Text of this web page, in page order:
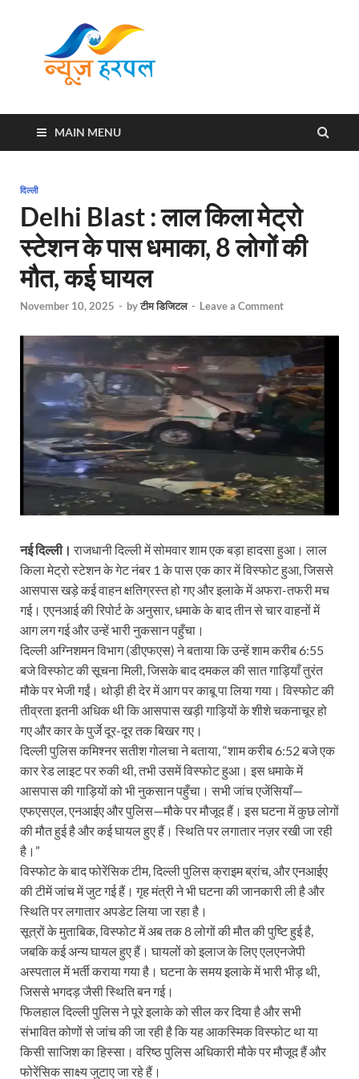
MAIN MENU
दिल्ली
Delhi Blast : लाल किला मेट्रो
स्टेशन के पास धमाका, 8 लोगों की
मौत, कई घायल
November 10, 2025 - byटीम डिजिटल - Leave a Comment
नई दिल्ली। राजधानी दिल्ली में सोमवार शाम एक बड़ा हादसा हुआ। लाल
किला मेट्रो स्टेशन के गेट नंबर 1 के पास एक कार में विस्फोट हुआ, जिससे
आसपास खड़े कई वाहन क्षतिग्रस्त हो गए और इलाके में अफरा-तफरी मच
गई। एएनआई की रिपोर्ट के अनुसार, धमाके के बाद तीन से चार वाहनों में
आग लग गई और उन्हें भारी नुकसान पहुँचा।
दिल्ली अग्निशमन विभाग (डीएफएस) ने बताया कि उन्हें शाम करीब 6:55
बजे विस्फोट की सूचना मिली, जिसके बाद दमकल की सात गाड़ियाँ तुरंत
मौके पर भेजी गईं। थोड़ी ही देर में आग पर काबू पा लिया गया। विस्फोट की
तीव्रता इतनी अधिक थी कि आसपास खड़ी गाड़ियों के शीशे चकनाचूर हो
गए और कार के पुर्जे दूर-दूर तक बिखर गए।
दिल्ली पुलिस कमिश्नर सतीश गोलचा ने बताया, “शाम करीब 6:52 बजे एक
कार रेड लाइट पर रुकी थी, तभी उसमें विस्फोट हुआ। इस धमाके में
आसपास की गाड़ियों को भी नुकसान पहुँचा। सभी जांच एजेंसियाँ—
एफएसएल, एनआईए और पुलिस—मौके पर मौजूद हैं। इस घटना में कुछ लोगों
की मौत हुई है और कई घायल हुए हैं। स्थिति पर लगातार नज़र रखी जा रही
है।”
विस्फोट के बाद फोरेंसिक टीम, दिल्ली पुलिस क्राइम ब्रांच, और एनआईए
की टीमें जांच में जुट गई हैं। गृह मंत्री ने भी घटना की जानकारी ली है और
स्थिति पर लगातार अपडेट लिया जा रहा है।
सूत्रों के मुताबिक, विस्फोट में अब तक 8 लोगों की मौत की पुष्टि हुई है,
जबकि कई अन्य घायल हुए हैं। घायलों को इलाज के लिए एलएनजेपी
अस्पताल में भर्ती कराया गया है। घटना के समय इलाके में भारी भीड़ थी,
जिससे भगदड़ जैसी स्थिति बन गई।
फिलहाल दिल्ली पुलिस ने पूरे इलाके को सील कर दिया है और सभी
संभावित कोणों से जांच की जा रही है कि यह आकस्मिक विस्फोट था या
किसी साजिश का हिस्सा। वरिष्ठ पुलिस अधिकारी मौके पर मौजूद हैं और
फोरेंसिक साक्ष्य जुटाए जा रहे हैं।